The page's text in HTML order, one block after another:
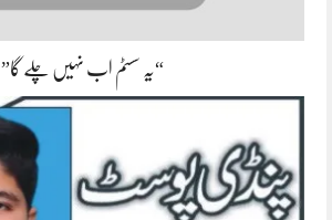
“یہ سسٹم اب نہیں چلے گا”